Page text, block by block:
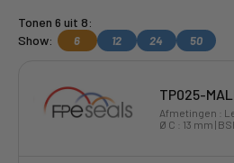
Tonen 6 uit 8:
Show:
6 12 24 50
TP025-
Afmetingen :
Ø C : 13 mm |